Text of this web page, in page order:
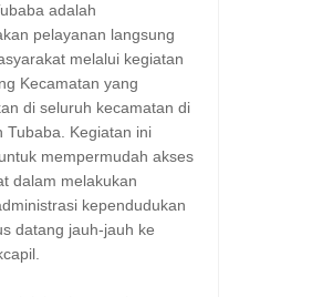
adalah
pelayanan langsung
melalui kegiatan
Kecamatan yang
di seluruh kecamatan di
Tubaba. Kegiatan ini
mempermudah akses
dalam melakukan
kependudukan
datang jauh-jauh ke